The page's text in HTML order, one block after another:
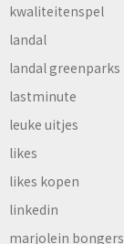
kwaliteitenspel
landal
landal greenparks
lastminute
leuke uitjes
likes
likes kopen
linkedin
marjolein bongers